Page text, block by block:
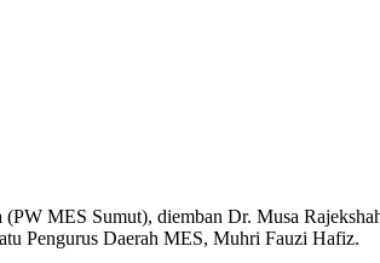
MES Sumut), diemban Dr. Musa
Pengurus Daerah MES, Muhri Fauzi Hafiz.